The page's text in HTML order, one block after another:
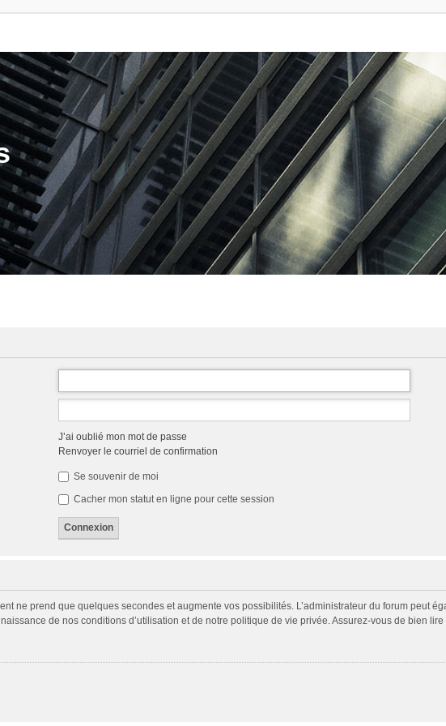
J’ai oublié mon mot de passe
Renvoyer le courriel de confirmation
Se souvenir de moi
Cacher mon statut en ligne pour cette session
ne prend que quelques secondes et augmente vos possibilités. L’administrateur du forum peut
de nos conditions d’utilisation et de notre politique de vie privée. Assurez-vous de bien